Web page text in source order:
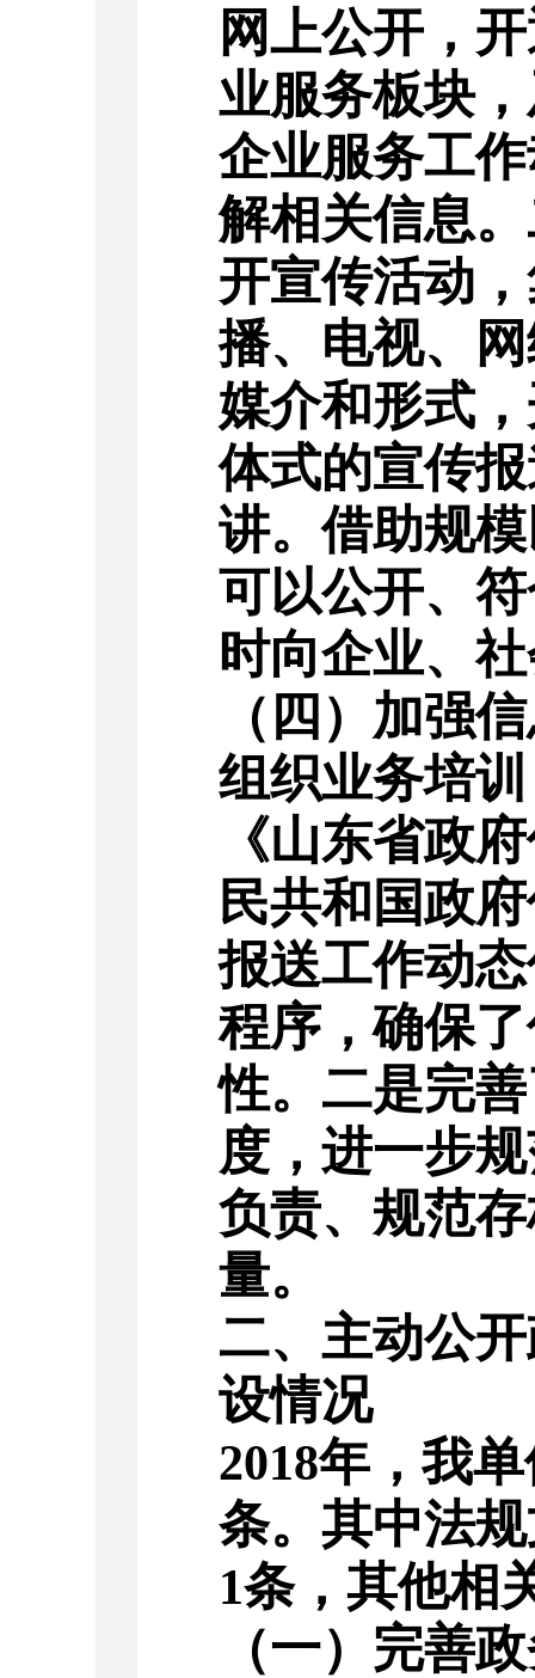
网上公开 ，
业服务板块
企业服务工
解相关信息
开宣传活动
播、电视、
媒介和形式
体式的宣传
讲。借助规
可以公开、
时向企业、
（四）加强
组织业务培
《山东省政
民共和国政
报送工作动
程序，确保
性。 二是完
度，进一步
负责、规范
量。
二、主动公
设情况
2018年，我
条。其中法
1条，其他相
（一）完善